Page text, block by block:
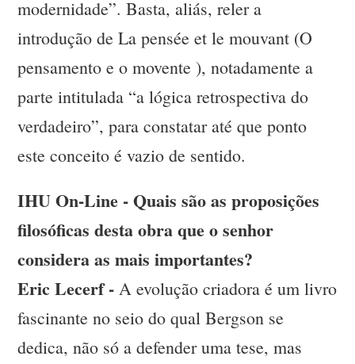
modernidade”. Basta, aliás, reler a
introdução de La pensée et le mouvant (O
pensamento e o movente ), notadamente a
parte intitulada “a lógica retrospectiva do
verdadeiro”, para constatar até que ponto
este conceito é vazio de sentido.
IHU On-Line - Quais são as proposições
filosóficas desta obra que o senhor
considera as mais importantes?
Eric Lecerf - A evolução criadora é um livro
fascinante no seio do qual Bergson se
dedica, não só a defender uma tese, mas